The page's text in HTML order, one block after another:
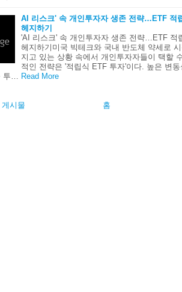
AI 리스크' 속 개인투자자 생존 전략…ETF 적
헤지하기
'AI 리스크' 속 개인투자자 생존 전략…ETF 적
헤지하기미국 빅테크와 국내 반도체 약세로
지고 있는 상황 속에서 개인투자자들이 택할
적인 전략은 '적립식 ETF 투자'이다. 높은 변
투…
Read More
시물 홈